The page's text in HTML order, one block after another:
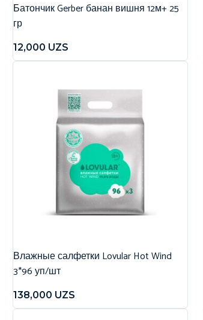
Батончик Gerber банан вишня 12м+ 25
гр
12,000 UZS
Влажные салфетки Lovular Hot Wind
3*96 уп/шт
138,000 UZS